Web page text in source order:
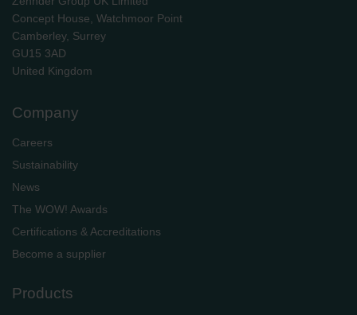
danych Zehnder
Zehnder Group UK Limited: Privacy Policy
Concept House, Watchmoor Point
Camberley, Surrey
GU15 3AD
​​​​​​​United Kingdom
Company
Careers
Sustainability
News
The WOW! Awards
Certifications & Accreditations
Become a supplier
Products